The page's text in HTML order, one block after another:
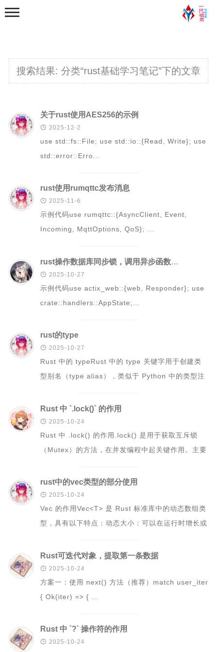
搜索结果: 分类“rust基础学习笔记”下的文章
关于rust使用AES256的示例
 2025-12-2
use std::fs::File; use std::io::{Read, Write}; use
std::error::Erro...
rust使用rumqttc发布消息
 2025-11-6
示例代码use rumqttc::{AsyncClient, Event,
Incoming, MqttOptions, QoS}; ...
rust操作数据库同步锁，调用异步函数，触发死锁问题
 2025-10-27
示例代码use actix_web::{web, Responder}; use
crate::handlers::AppState;...
rust的type
 2025-10-27
Rust 中的 typeRust 中的 type 关键字用于创建类
型别名（type alias），类似于 Python 中的类型注
Rust 中 `.lock()` 的作用
 2025-10-24
Rust 中 .lock() 的作用.lock() 是用于获取互斥锁
（Mutex）的方法，在并发编程中起关键作用。主要
rust中的vec类型的部分使用
 2025-10-24
Vec 的作用Vec<T> 是 Rust 标准库中的动态数组类
型，具有以下特点：动态大小：可以在运行时增长或
Rust可迭代对象，提取第一条数据
 2025-10-24
方案一：使用 next() 方法（推荐）match user_iter
{ Ok(iter) => { ...
Rust 中 `?` 操作符的作用
 2025-10-24
首页
分类
python程序练习
web学习
python爬虫学习笔记
c和cpp语言基础学习笔记
spark学习笔记
mysql学习笔记
windows学习
kettle学习笔记
linux学习
influx学习笔记
游戏开发日志
关于
归档